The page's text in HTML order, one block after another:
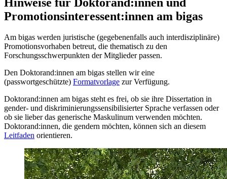
Promotionsinteressent:innen am bigas
Am bigas werden juristische (gegebenenfalls auch interdisziplinäre)
Promotionsvorhaben betreut, die thematisch zu den
Forschungsschwerpunkten der Mitglieder passen.
Den Doktorand:innen am bigas stellen wir eine
(passwortgeschützte) Formatvorlage zur Verfügung.
Doktorand:innen am bigas steht es frei, ob sie ihre Dissertation in
gender- und diskriminierungssensibilisierter Sprache verfassen oder
ob sie lieber das generische Maskulinum verwenden möchten.
Doktorand:innen, die gendern möchten, können sich an diesem
Leitfaden orientieren.